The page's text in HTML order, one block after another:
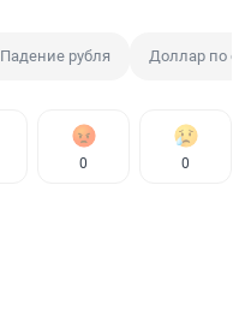
Падение рубля Доллар по
0 0